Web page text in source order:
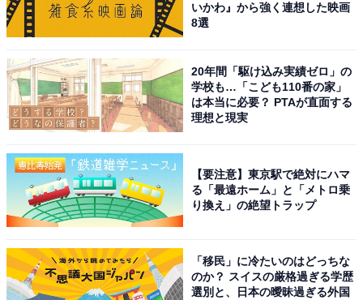
いかわ』から強く連想した映画
8選
20年間「駆け込み実績ゼロ」の
学校も…「こども110番の家」
は本当に必要？ PTAが直面する
理想と現実
【要注意】東京駅で絶対にハマ
る「最遠ホーム」と「メトロ乗
り換え」の絶望トラップ
「移民」に冷たいのはどっちな
のか？ スイスの厳格過ぎる学歴
選別と、日本の曖昧過ぎる外国